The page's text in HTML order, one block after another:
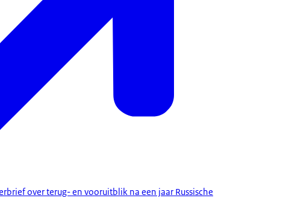
over terug- en vooruitblik na een jaar Russische